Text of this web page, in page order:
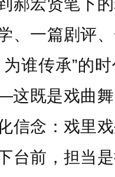
郝宏贤笔下
、一篇剧评
谁传承”的
既是戏曲
信念：戏里
台前，担当